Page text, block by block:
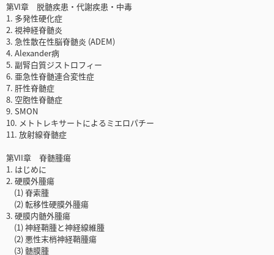
第VI章 脱髄疾患・代謝疾患・中毒
1. 多発性硬化症
2. 視神経脊髄炎
3. 急性散在性脳脊髄炎 (ADEM)
4. Alexander病
5. 副腎白質ジストロフィー
6. 亜急性脊髄連合変性症
7. 肝性脊髄症
8. 空胞性脊髄症
9. SMON
10. メトトレキサートによるミエロパチー
11. 放射線脊髄症
第VII章 脊髄腫瘍
1. はじめに
2. 硬膜外腫瘍
(1) 脊索腫
(2) 転移性硬膜外腫瘍
3. 硬膜内髄外腫瘍
(1) 神経鞘腫と神経線維腫
(2) 悪性末梢神経鞘腫瘍
(3) 髄膜腫